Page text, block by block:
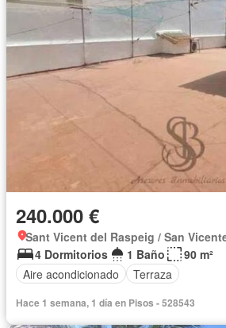
240.000 €
4 Dormitorios
1 Baño
90 m²
Aire acondicionado
Terraza
Hace 1 semana, 1 día en Pisos - 528543